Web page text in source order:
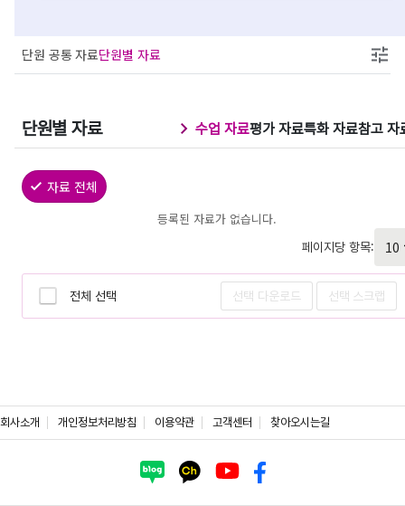
단원 공통 자료단원별 자료
단원별 자료 수업 자료평가 자료특화 자료참고 자
자료 전체
등록된 자료가 없습니다.
페이지당 항목:
전체 선택 선택 다운로드 선택 스크랩
회사소개 개인정보처리방침 이용약관 고객센터 찾아오시는길